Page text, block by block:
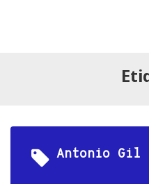
Antonio Gil